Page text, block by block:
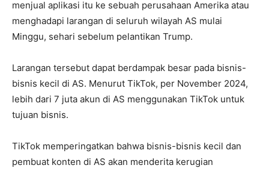
menjual aplikasi itu ke sebuah perusahaan Amerika atau
menghadapi larangan di seluruh wilayah AS mulai
Minggu, sehari sebelum pelantikan Trump.
Larangan tersebut dapat berdampak besar pada bisnis-
bisnis kecil di AS. Menurut TikTok, per November 2024,
lebih dari 7 juta akun di AS menggunakan TikTok untuk
tujuan bisnis.
TikTok memperingatkan bahwa bisnis-bisnis kecil dan
pembuat konten di AS akan menderita kerugian